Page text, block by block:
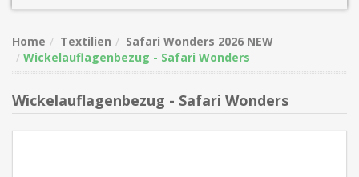
Home Textilien
Safari Wonders 2026 NEW
Wickelauflagenbezug - Safari Wonders
Wickelauflagenbezug - Safari Wonders